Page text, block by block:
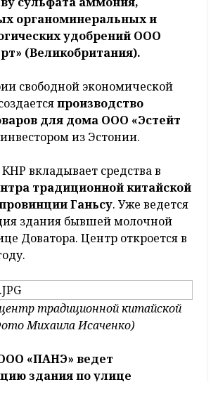
органоминеральных и
удобрений ООО
(Великобритания).
свободной экономической
производство
для дома ООО «Эстейт
инвестором из Эстонии.
вкладывает средства в
традиционной китайской
Ганьсу. Уже ведется
здания бывшей молочной
Доватора. Центр откроется в
традиционной китайской
Михаила Исаченко)
«ПАНЭ» ведет
здания по улице